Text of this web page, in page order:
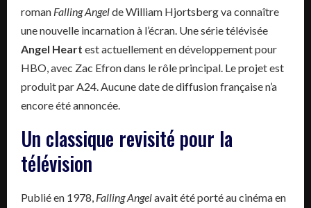
roman Falling Angelde William Hjortsberg va connaître
une nouvelle incarnation à l’écran. Une série télévisée
Angel Heart est actuellement en développement pour
HBO, avec Zac Efron dans le rôle principal. Le projet est
produit par A24. Aucune date de diffusion française n’a
encore été annoncée.
Un classique revisité pour la
télévision
Publié en 1978, Falling Angelavait été porté au cinéma en